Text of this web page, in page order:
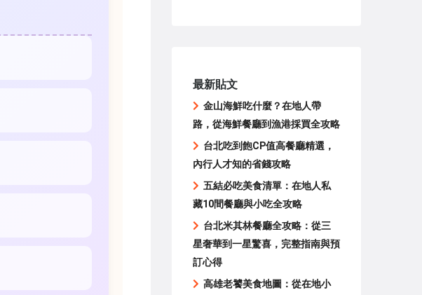
最新貼文
金山海鮮吃什麼？在地人帶
路，從海鮮餐廳到漁港採買全攻略
台北吃到飽CP值高餐廳精選，
內行人才知的省錢攻略
五結必吃美食清單：在地人私
藏10間餐廳與小吃全攻略
台北米其林餐廳全攻略：從三
星奢華到一星驚喜，完整指南與預
訂心得
高雄老饕美食地圖：從在地小